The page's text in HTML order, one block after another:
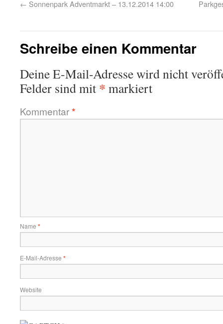
← Sonnenpark Adventmarkt – 13.12.2014 14:00
Schreibe einen Kommentar
Deine E-Mail-Adresse wird nicht
Felder sind mit * markiert
Kommentar*
Name *
E-Mail-Adresse *
Website